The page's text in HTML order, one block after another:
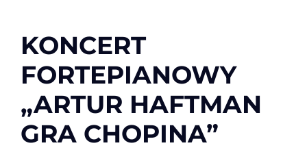
KONCERT
FORTEPIANOWY
„ARTUR HAFTMAN
GRA CHOPINA”